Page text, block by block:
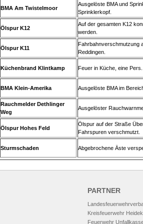
BMA Am Twistelmoor
Ausgelöste BMA und
Sprinklerkopf.
Ölspur K12
Auf der gesamten K12
werden.
Ölspur K11
Fahrbahnverschmutzung
Reddingen.
Küchenbrand Klintkamp Feuer in Küche, eine
BMA Klein-Amerika Ausgelöste BMA im
Rauchmelder Dethlinger
Weg
Ausgelöster
Ölspur Hohes Feld
Ölspur auf der Straße
Fahrspuren verschmutzt.
Sturmschaden Abgebrochene Äste
PARTNER
Kreisfeuerwehr
Feuerwehr